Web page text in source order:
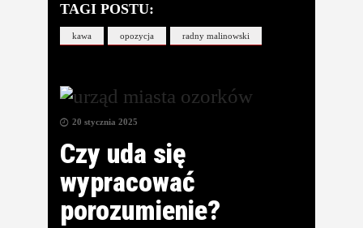
TAGI POSTU:
kawa opozycja radny malinowski
20 stycznia 2025
Czy uda się
wypracować
porozumienie?